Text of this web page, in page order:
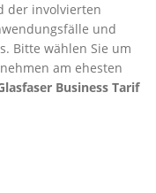
der involvierten
und
Bitte wählen Sie um
am ehesten
Business Tarif